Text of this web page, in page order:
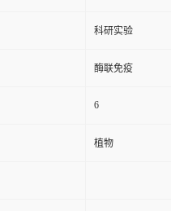
科研实验
酶联免疫
6
植物